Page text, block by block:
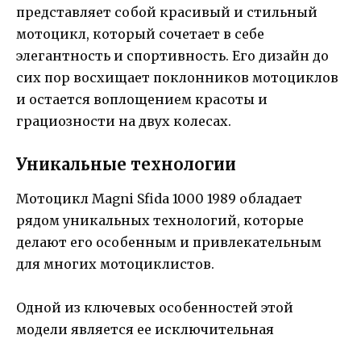
представляет собой красивый и стильный
мотоцикл, который сочетает в себе
элегантность и спортивность. Его дизайн до
сих пор восхищает поклонников мотоциклов
и остается воплощением красоты и
грациозности на двух колесах.
Уникальные технологии
Мотоцикл Magni Sfida 1000 1989 обладает
рядом уникальных технологий, которые
делают его особенным и привлекательным
для многих мотоциклистов.
Одной из ключевых особенностей этой
модели является ее исключительная